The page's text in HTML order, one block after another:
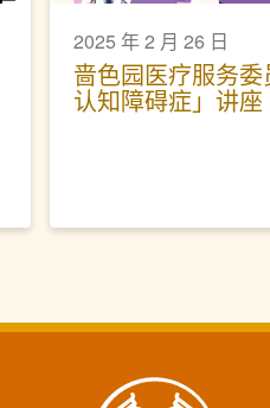
2025 年 2 月 26 日
啬色园医疗服务
认知障碍症」讲座